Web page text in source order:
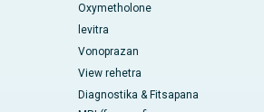
Oxymetholone
levitra
Vonoprazan
View rehetra
Diagnostika & Fitsapana